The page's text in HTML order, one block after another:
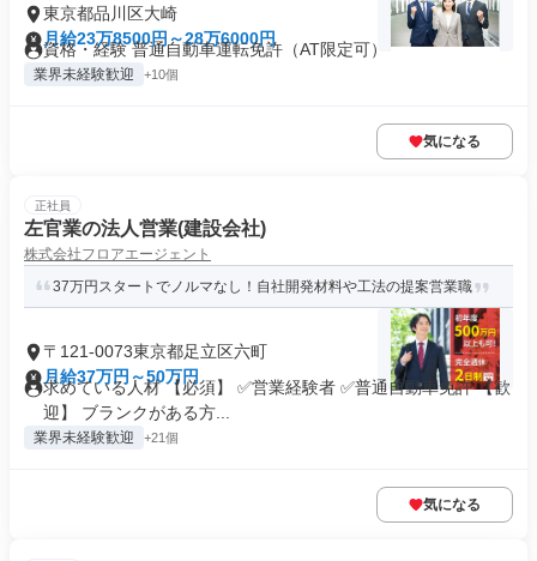
東京都品川区大崎
月給23万8500円～28万6000円
資格・経験 普通自動車運転免許（AT限定可）
業界未経験歓迎 +10個
気になる
正社員
左官業の法人営業(建設会社)
株式会社フロアエージェント
37万円スタートでノルマなし！自社開発材料や工法の提案営業職
〒121-0073東京都足立区六町
月給37万円～50万円
求めている人材 【必須】 ✅営業経験者 ✅普通自動車免許 【歓
迎】 ブランクがある方...
業界未経験歓迎 +21個
気になる